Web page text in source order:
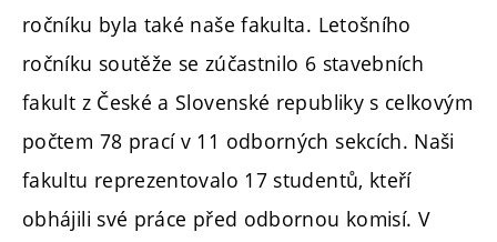
ročníku byla také naše fakulta. Letošního
ročníku soutěže se zúčastnilo 6 stavebních
fakult z České a Slovenské republiky s celkovým
počtem 78 prací v 11 odborných sekcích. Naši
fakultu reprezentovalo 17 studentů, kteří
obhájili své práce před odbornou komisí. V